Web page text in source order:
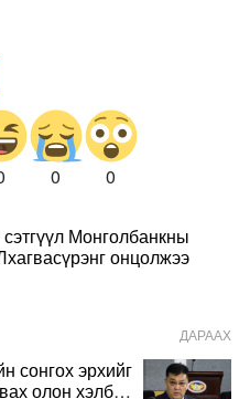
0 0
Монголбанкны
онцолжээ
ДАРААХ
сонгох эрхийг
олон хэлбэр